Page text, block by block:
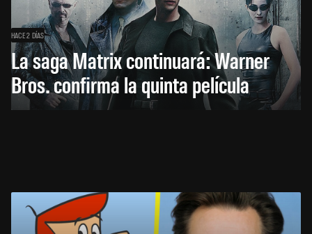
HACE 2 DÍAS
La saga Matrix continuará: Warner
Bros. confirma la quinta película